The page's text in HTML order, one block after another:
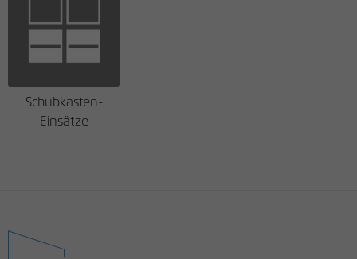
Schubkasten-
Einsätze